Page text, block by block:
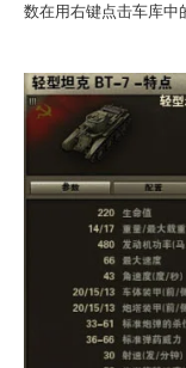
数在用右键点击车库中